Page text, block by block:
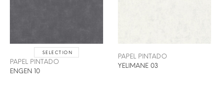
SELECTION
PAPEL PINTADO
ENGEN 10
PAPEL PINTADO
YELIMANE 03